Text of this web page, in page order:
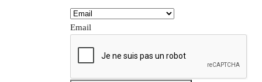
Email